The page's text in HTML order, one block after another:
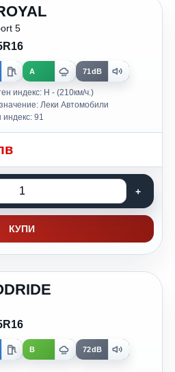
5
A 71dB
индекс: H - (210км/ч.)
Леки Автомобили
индекс: 91
КУПИ
B 72dB